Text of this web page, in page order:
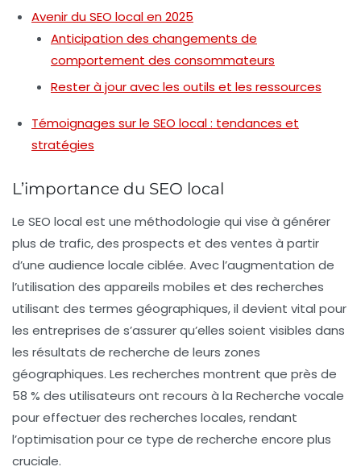
Avenir du SEO local en 2025
Anticipation des changements de
comportement des consommateurs
Rester à jour avec les outils et les ressources
Témoignages sur le SEO local : tendances et
stratégies
L’importance du SEO local
Le SEO local est une méthodologie qui vise à générer
plus de trafic, des prospects et des ventes à partir
d’une audience locale ciblée. Avec l’augmentation de
l’utilisation des appareils mobiles et des recherches
utilisant des termes géographiques, il devient vital pour
les entreprises de s’assurer qu’elles soient visibles dans
les résultats de recherche de leurs zones
géographiques. Les recherches montrent que près de
58 % des utilisateurs ont recours à la Recherche vocale
pour effectuer des recherches locales, rendant
l’optimisation pour ce type de recherche encore plus
cruciale.